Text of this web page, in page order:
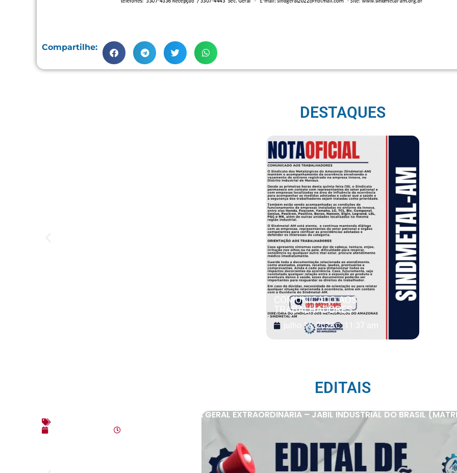
Compartilhe:
DESTAQUES
COMUNICADO AOS
TRABALHADORES
julho 16, 2026
EDITAIS
EDITAL DE CONVOCAÇÃO – ASSEMBLEIA GERAL EXTRAORDINÁRIA – JABIL INDUSTRIAL DO BRASIL